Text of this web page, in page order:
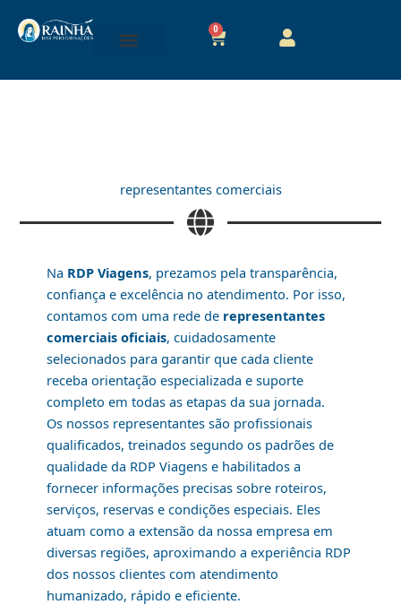
para
0
Cart
representantes comerciais
Na RDP Viagens, prezamos pela transparência,
confiança e excelência no atendimento. Por isso,
contamos com uma rede de representantes
comerciais oficiais, cuidadosamente
selecionados para garantir que cada cliente
receba orientação especializada e suporte
completo em todas as etapas da sua jornada.
Os nossos representantes são profissionais
qualificados, treinados segundo os padrões de
qualidade da RDP Viagens e habilitados a
fornecer informações precisas sobre roteiros,
serviços, reservas e condições especiais. Eles
atuam como a extensão da nossa empresa em
diversas regiões, aproximando a experiência RDP
dos nossos clientes com atendimento
humanizado, rápido e eficiente.